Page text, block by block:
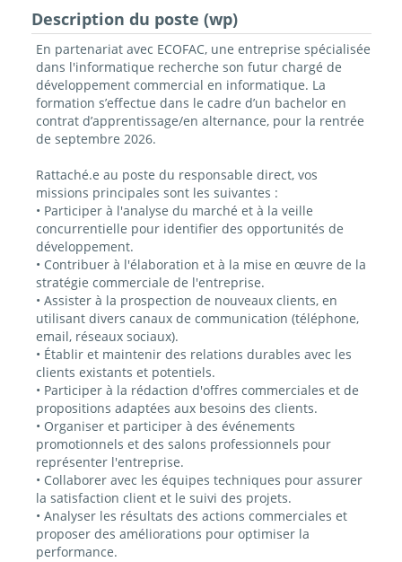
Description du poste (wp)
En partenariat avec ECOFAC, une entreprise spécialisée
dans l'informatique recherche son futur chargé de
développement commercial en informatique. La
formation s’effectue dans le cadre d’un bachelor en
contrat d’apprentissage/en alternance, pour la rentrée
de septembre 2026.
Rattaché.e au poste du responsable direct, vos
missions principales sont les suivantes :
• Participer à l'analyse du marché et à la veille
concurrentielle pour identifier des opportunités de
développement.
• Contribuer à l'élaboration et à la mise en œuvre de la
stratégie commerciale de l'entreprise.
• Assister à la prospection de nouveaux clients, en
utilisant divers canaux de communication (téléphone,
email, réseaux sociaux).
• Établir et maintenir des relations durables avec les
clients existants et potentiels.
• Participer à la rédaction d'offres commerciales et de
propositions adaptées aux besoins des clients.
• Organiser et participer à des événements
promotionnels et des salons professionnels pour
représenter l'entreprise.
• Collaborer avec les équipes techniques pour assurer
la satisfaction client et le suivi des projets.
• Analyser les résultats des actions commerciales et
proposer des améliorations pour optimiser la
performance.